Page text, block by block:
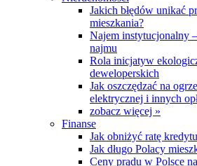
Jakich błędów unikać
mieszkania?
Najem instytucjonalny
najmu
Rola inicjatyw
deweloperskich
Jak oszczędzać na
elektrycznej i innych
zobacz więcej »
Finanse
Jak obniżyć ratę
Jak długo Polacy
Ceny prądu w Polsce